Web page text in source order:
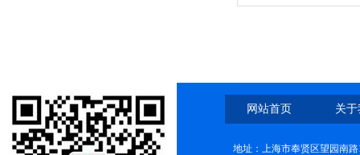
网站首页 关
地址：上海市奉贤区望园南路